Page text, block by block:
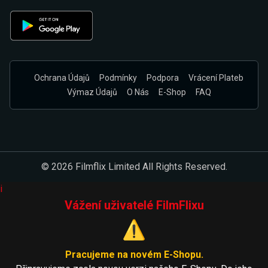
Ochrana Údajů Podmínky Podpora
Vrácení Plateb
Výmaz Údajů
O Nás E-Shop FAQ
© 2026 Filmflix Limited All Rights Reserved.
i
Vážení uživatelé FilmFlixu
⚠️
Pracujeme na novém E-Shopu.